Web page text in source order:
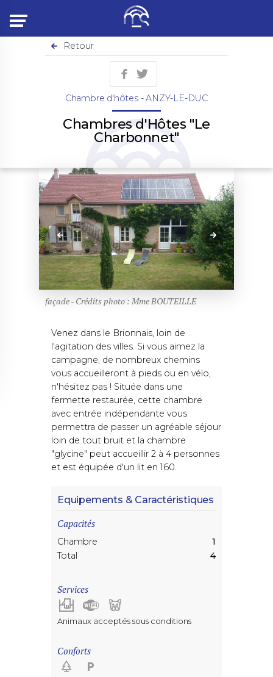
Retour
Chambre d'hôtes - ANZY-LE-DUC
Chambres d'Hôtes "Le
Charbonnet"
façade - Crédits photo : Mme BOUTEILLE
Venez dans le Brionnais, loin de
l'agitation des villes. Si vous aimez la
campagne, de nombreux chemins
vous accueilleront à pieds ou en vélo,
n'hésitez pas ! Située dans une
fermette restaurée, cette chambre
avec entrée indépendante vous
permettra de passer un agréable séjour
loin de tout bruit et la chambre
"glycine" peut accueillir 2 à 4 personnes
et est équipée d'un lit en 160.
Equipements & Caractéristiques
Capacités
Chambre
1
Total
4
Services
Animaux acceptés sous conditions
Conforts